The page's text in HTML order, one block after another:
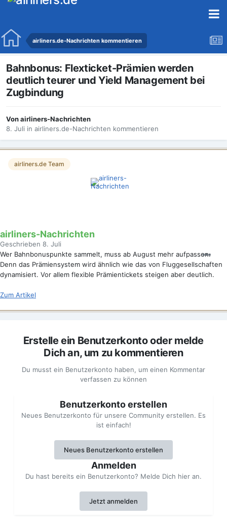
airliners.de-Nachrichten kommentieren
Bahnbonus: Flexticket-Prämien werden
deutlich teurer und Yield Management bei
Zugbindung
Vonairliners-Nachrichten
8. Juli in airliners.de-Nachrichten kommentieren
airliners.de Team
airliners-Nachrichten
Geschrieben 8. Juli
Wer Bahnbonuspunkte sammelt, muss ab August mehr aufpassen.
Denn das Prämiensystem wird ähnlich wie das von Fluggesellschaften
dynamisiert. Vor allem flexible Prämientickets steigen aber deutlich.
Zum Artikel
Erstelle ein Benutzerkonto oder melde
Dich an, um zu kommentieren
Du musst ein Benutzerkonto haben, um einen Kommentar
verfassen zu können
Benutzerkonto erstellen
Neues Benutzerkonto für unsere Community erstellen. Es
ist einfach!
Neues Benutzerkonto erstellen
Anmelden
Du hast bereits ein Benutzerkonto? Melde Dich hier an.
Jetzt anmelden